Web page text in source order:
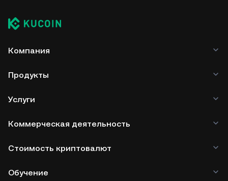
Компания
Продукты
Услуги
Коммерческая деятельность
Стоимость криптовалют
Обучение